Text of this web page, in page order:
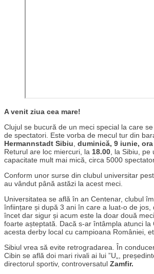
A venit ziua cea mare!
Clujul se bucură de un meci special la care
de spectatori. Este vorba de mecul tur din
Hermannstadt Sibiu duminică, 9 iunie, ora
Returul are loc miercuri, la 18.00 , la Sibiu,
capacitate mult mai mică, circa 5000
Conform unor surse din clubul universitar
au vândut până astăzi la acest meci.
Universitatea se află în an Centenar, clubul
înființare și după 3 ani în care a luat-o de jos,
încet dar sigur și acum este la doar două
foarte așteptată. Dacă s-ar întâmpla atunci la
acesta derby local cu campioana României,
Sibiul vrea să evite retrogradarea. În
Cibin se află doi mari rivali ai lui ”U„,
directorul sportiv, controversatul Zamfir.